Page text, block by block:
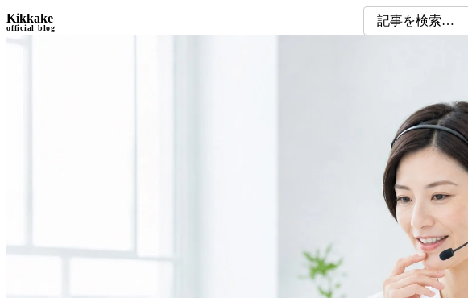
Kikkake
official blog